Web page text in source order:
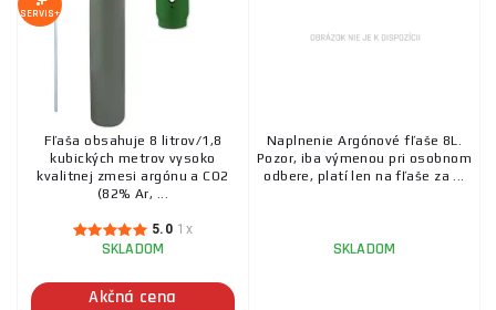
SERVIS+
Fľaša obsahuje 8 litrov/1,8
kubických metrov vysoko
kvalitnej zmesi argónu a CO2
(82% Ar, ...
5.0 1x
SKLADOM
Akčná cena
Naplnenie Argónové fľaše 8L.
Pozor, iba výmenou pri osobnom
odbere, platí len na fľaše za ...
SKLADOM